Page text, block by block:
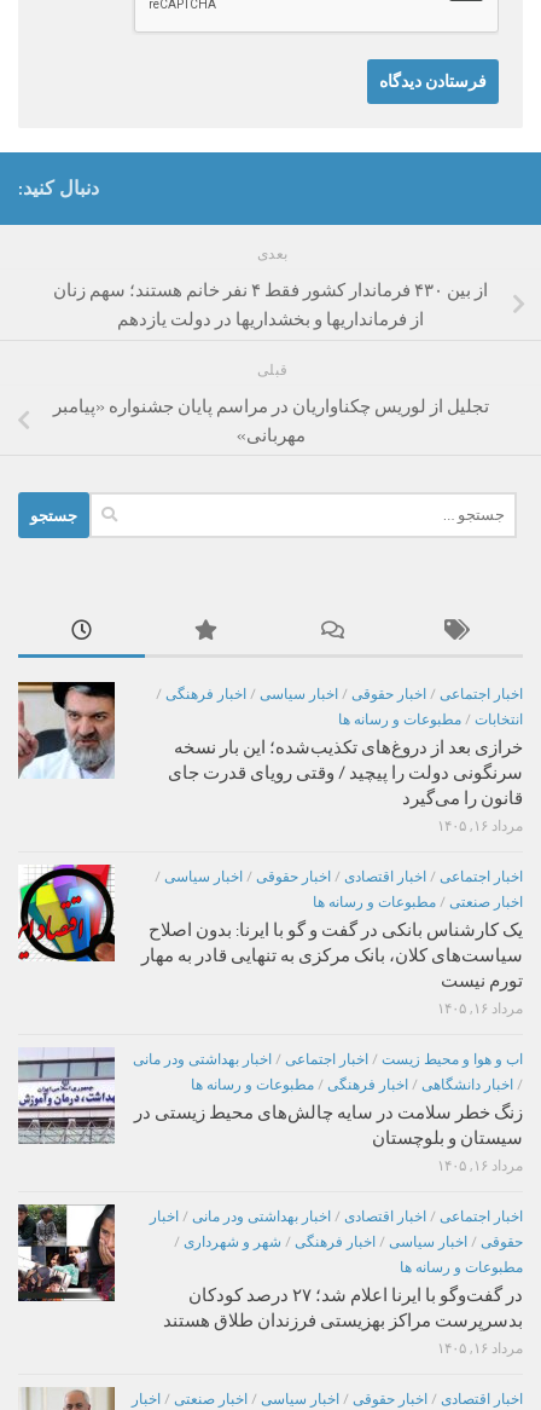
دنبال کنید:
بعدی
از بین ۴۳۰ فرماندار کشور فقط ۴ نفر خانم هستند؛ سهم زنان
از فرمانداریها و بخشداریها در دولت یازدهم
قبلی
تجلیل از لوریس چکناواریان در مراسم پایان جشنواره «پیامبر
مهربانی»
برای:
اخبار اجتماعی / اخبار حقوقی / اخبار سیاسی / اخبار فرهنگی /
انتخابات / مطبوعات و رسانه ها
خرازی بعد از دروغ‌های تکذیب‌شده؛ این بار نسخه
سرنگونی دولت را پیچید / وقتی رویای قدرت جای
قانون را می‌گیرد
مرداد ۱۶, ۱۴۰۵
اخبار اجتماعی / اخبار اقتصادی / اخبار حقوقی / اخبار سیاسی /
اخبار صنعتی / مطبوعات و رسانه ها
یک کارشناس بانکی در گفت و گو با ایرنا: بدون اصلاح
سیاست‌های کلان، بانک مرکزی به تنهایی قادر به مهار
تورم نیست
مرداد ۱۶, ۱۴۰۵
اب و هوا و محیط زیست / اخبار اجتماعی / اخبار بهداشتی ودر مانی
/ اخبار دانشگاهی / اخبار فرهنگی / مطبوعات و رسانه ها
زنگ خطر سلامت در سایه چالش‌های محیط زیستی در
سیستان و بلوچستان
مرداد ۱۶, ۱۴۰۵
اخبار اجتماعی / اخبار اقتصادی / اخبار بهداشتی ودر مانی / اخبار
حقوقی / اخبار سیاسی / اخبار فرهنگی / شهر و شهرداری /
مطبوعات و رسانه ها
در گفت‌وگو با ایرنا اعلام شد؛ ۲۷ درصد کودکان
بدسرپرست مراکز بهزیستی فرزندان طلاق هستند
مرداد ۱۶, ۱۴۰۵
اخبار اقتصادی / اخبار حقوقی / اخبار سیاسی / اخبار صنعتی / اخبار